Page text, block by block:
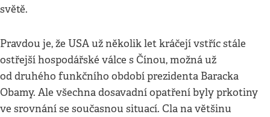
světě.
Pravdou je, že USA už několik let kráčejí vstříc stále
ostřejší hospodářské válce s Čínou, možná už
od druhého funkčního období prezidenta Baracka
Obamy. Ale všechna dosavadní opatření byly prkotiny
ve srovnání se současnou situací. Cla na většinu